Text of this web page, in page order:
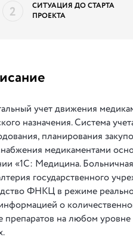
2
СИТУАЦИЯ ДО СТАРТА
ПРОЕКТА
учет движения
назначения. Система
планирования
медикаментами
«1С: Медицина. Больничная
государственного
ФНКЦ в режиме
о
препаратов на любом уровне